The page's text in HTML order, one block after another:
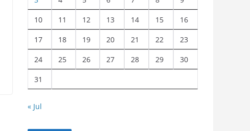
10 11 12 13 14 15 16
17 18 19 20 21 22 23
24 25 26 27 28 29 30
31
« Jul